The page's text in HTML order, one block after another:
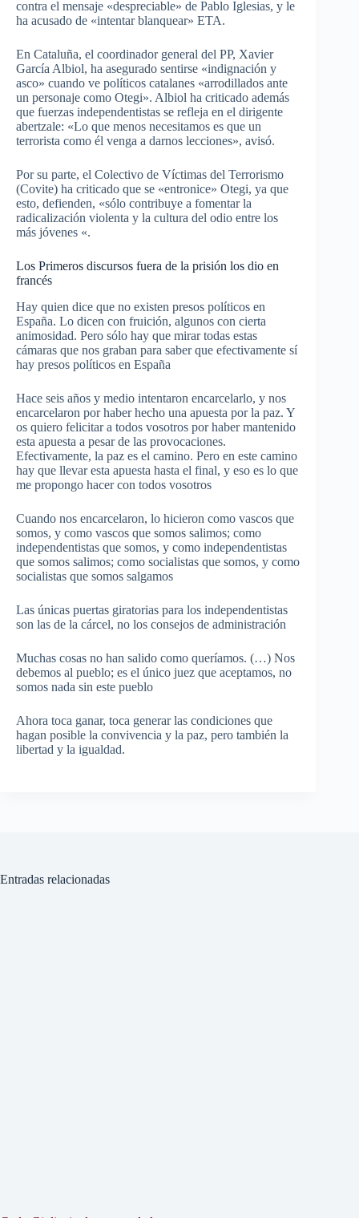
contra el mensaje «despreciable» de Pablo Iglesias, y le
ha acusado de «intentar blanquear» ETA.
En Cataluña, el coordinador general del PP, Xavier
García Albiol, ha asegurado sentirse «indignación y
asco» cuando ve políticos catalanes «arrodillados ante
un personaje como Otegi». Albiol ha criticado además
que fuerzas independentistas se refleja en el dirigente
abertzale: «Lo que menos necesitamos es que un
terrorista como él venga a darnos lecciones», avisó.
Por su parte, el Colectivo de Víctimas del Terrorismo
(Covite) ha criticado que se «entronice» Otegi, ya que
esto, defienden, «sólo contribuye a fomentar la
radicalización violenta y la cultura del odio entre los
más jóvenes «.
Los Primeros discursos fuera de la prisión los dio en
francés
Hay quien dice que no existen presos políticos en
España. Lo dicen con fruición, algunos con cierta
animosidad. Pero sólo hay que mirar todas estas
cámaras que nos graban para saber que efectivamente sí
hay presos políticos en España
Hace seis años y medio intentaron encarcelarlo, y nos
encarcelaron por haber hecho una apuesta por la paz. Y
os quiero felicitar a todos vosotros por haber mantenido
esta apuesta a pesar de las provocaciones.
Efectivamente, la paz es el camino. Pero en este camino
hay que llevar esta apuesta hasta el final, y eso es lo que
me propongo hacer con todos vosotros
Cuando nos encarcelaron, lo hicieron como vascos que
somos, y como vascos que somos salimos; como
independentistas que somos, y como independentistas
que somos salimos; como socialistas que somos, y como
socialistas que somos salgamos
Las únicas puertas giratorias para los independentistas
son las de la cárcel, no los consejos de administración
Muchas cosas no han salido como queríamos. (…) Nos
debemos al pueblo; es el único juez que aceptamos, no
somos nada sin este pueblo
Ahora toca ganar, toca generar las condiciones que
hagan posible la convivencia y la paz, pero también la
libertad y la igualdad.
Entradas relacionadas